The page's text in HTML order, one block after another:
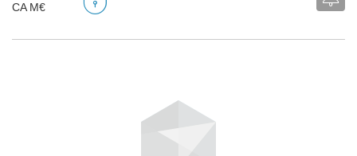
CA M€